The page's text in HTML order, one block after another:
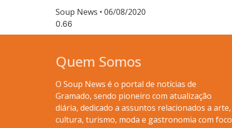
Soup News 06/08/2020
Quem Somos
O Soup News é o portal de notícias de
Gramado, sendo pioneiro com atualização
diária, dedicado a assuntos relacionados a arte,
cultura, turismo, moda e gastronomia com foco